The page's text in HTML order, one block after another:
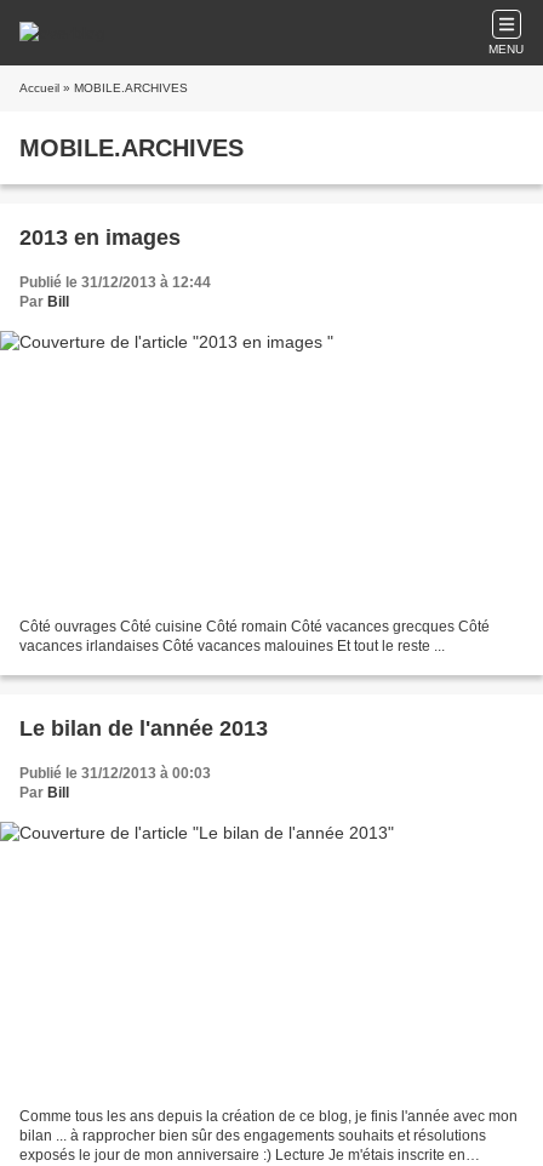
MENU
Accueil » MOBILE.ARCHIVES
MOBILE.ARCHIVES
2013 en images
Publié le 31/12/2013 à 12:44
Par Bill
Côté ouvrages Côté cuisine Côté romain Côté vacances grecques Côté
vacances irlandaises Côté vacances malouines Et tout le reste ...
Le bilan de l'année 2013
Publié le 31/12/2013 à 00:03
Par Bill
Comme tous les ans depuis la création de ce blog, je finis l'année avec mon
bilan ... à rapprocher bien sûr des engagements souhaits et résolutions
exposés le jour de mon anniversaire :) Lecture Je m'étais inscrite en